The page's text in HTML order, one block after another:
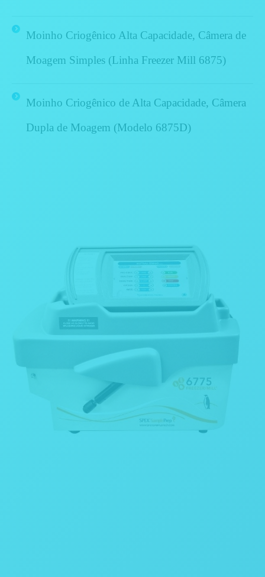
Moinho Criogênico Alta Capacidade, Câmera de
Moagem Simples (Linha Freezer Mill 6875)
Moinho Criogênico de Alta Capacidade, Câmera
Dupla de Moagem (Modelo 6875D)